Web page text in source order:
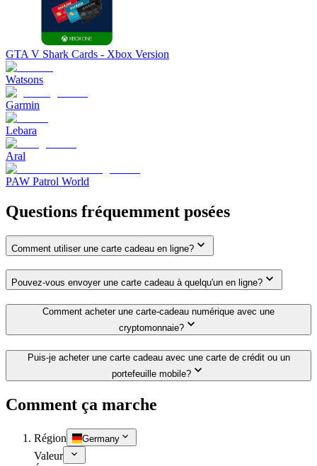
GTA V Shark Cards - Xbox Version
Watsons
Garmin
Lebara
Aral
PAW Patrol World
Questions fréquemment posées
Comment utiliser une carte cadeau en ligne?
Pouvez-vous envoyer une carte cadeau à quelqu'un en ligne?
Comment acheter une carte-cadeau numérique avec une
cryptomonnaie?
Puis-je acheter une carte cadeau avec une carte de crédit ou un
portefeuille mobile?
Comment ça marche
Région Germany
Valeur